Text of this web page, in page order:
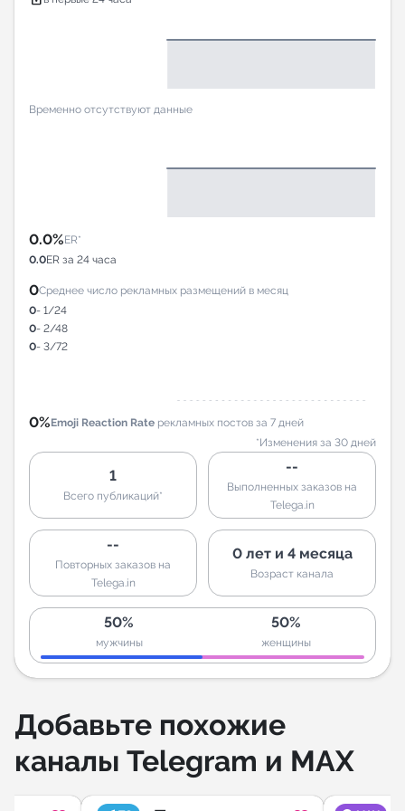
Временно отсутствуют данные
0.0%ER*
0.0ER за 24 часа
0Среднее число рекламных размещений в месяц
0- 1/24
0- 2/48
0- 3/72
0%Emoji Reaction Rate рекламных постов за 7 дней
*Изменения за 30 дней
1
Всего публикаций*
--
Выполненных заказов на
Telega.in
--
Повторных заказов на
Telega.in
0 лет и 4 месяца
Возраст канала
50%
мужчины
50%
женщины
Добавьте похожие
каналы Telegram и MAX